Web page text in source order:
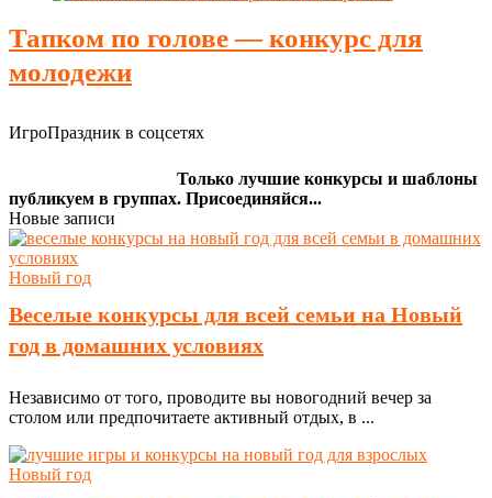
Тапком по голове — конкурс для
молодежи
ИгроПраздник в соцсетях
Только лучшие конкурсы и шаблоны
публикуем в группах. Присоединяйся...
Новые записи
Новый год
Веселые конкурсы для всей семьи на Новый
год в домашних условиях
Независимо от того, проводите вы новогодний вечер за
столом или предпочитаете активный отдых, в ...
Новый год